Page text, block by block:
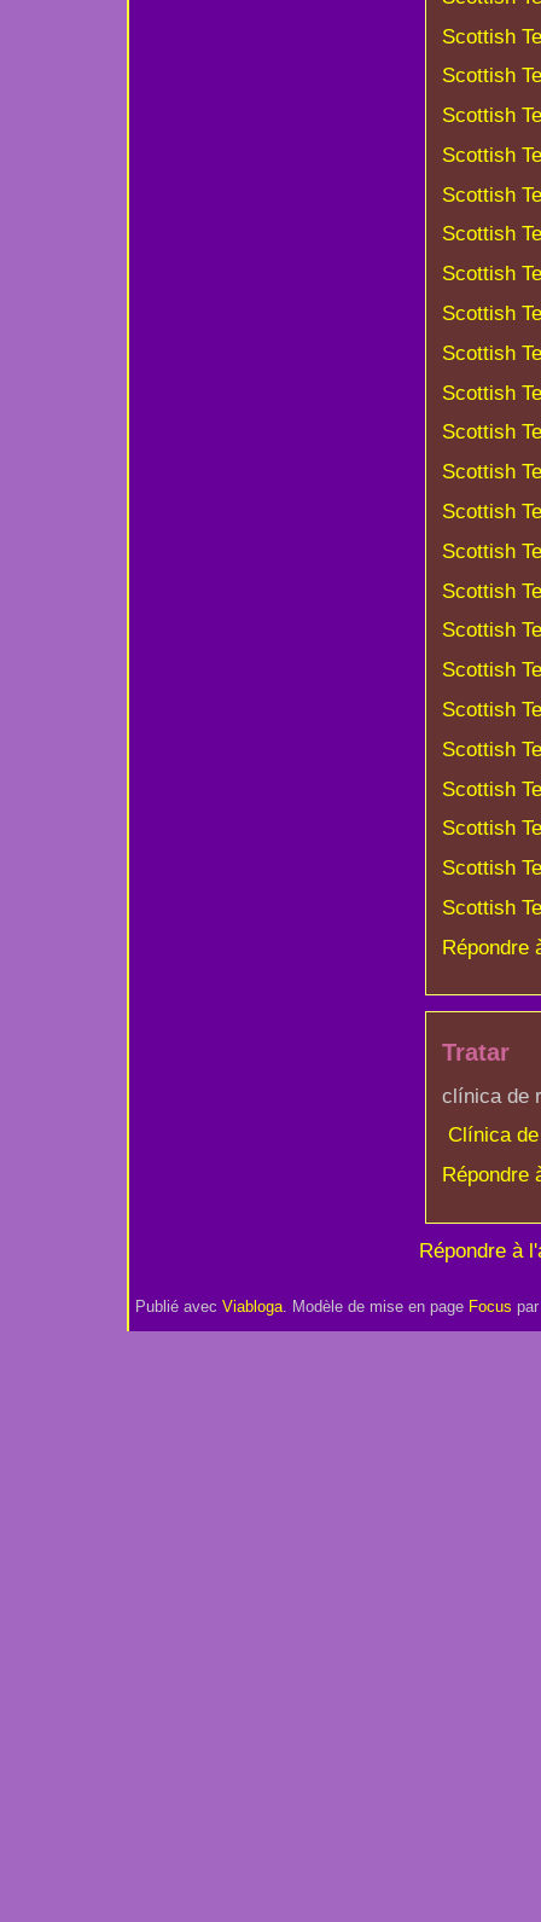
Scottish
Scottish
Scottish
Scottish
Scottish
Scottish
Scottish
Scottish
Scottish
Scottish
Scottish
Scottish
Scottish
Scottish
Scottish
Scottish
Scottish
Scottish
Scottish
Scottish
Scottish
Scottish
Scottish
Répondre
Tratar
clínica de
Clínica
Répondre
Répondre à
Publié avec Viabloga. Modèle de mise en page Focus